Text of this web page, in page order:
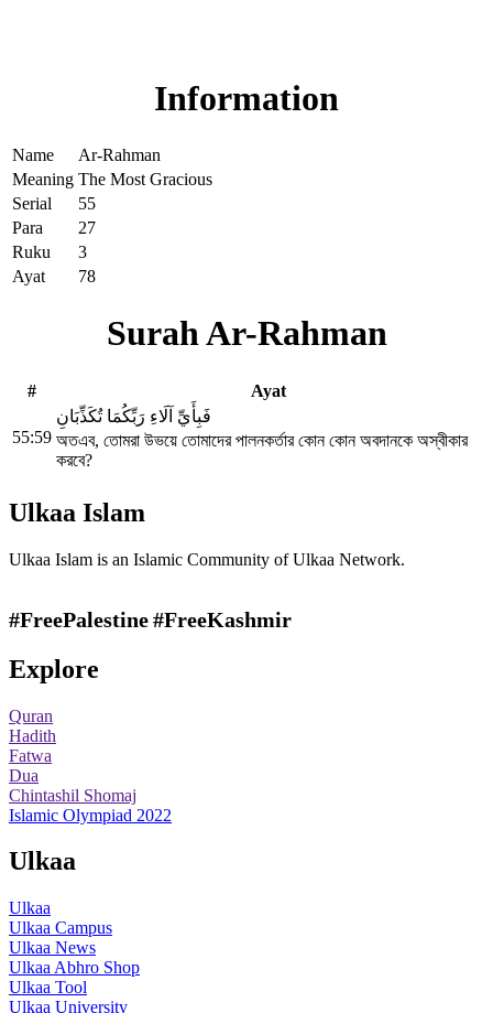
Information
Name
Ar-Rahman
Meaning The Most Gracious
Serial
55
Para
27
Ruku
3
Ayat
78
Surah Ar-Rahman
# Ayat
55:59
فَبِأَيِّ آلَاءِ رَبِّكُمَا تُكَذِّبَانِ
অতএব, তোমরা উভয়ে তোমাদের পালনকর্তার কোন কোন অবদানকে অস্বীকার
করবে?
Ulkaa Islam
Ulkaa Islam is an Islamic Community of Ulkaa Network.
#FreePalestine#FreeKashmir
Explore
Quran
Hadith
Fatwa
Dua
Chintashil Shomaj
Islamic Olympiad 2022
Ulkaa
Ulkaa
Ulkaa Campus
Ulkaa News
Ulkaa Abhro Shop
Ulkaa Tool
Ulkaa University